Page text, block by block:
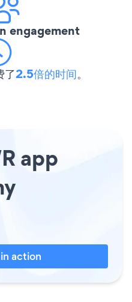
engagement
了2.5倍的时间。
app
action